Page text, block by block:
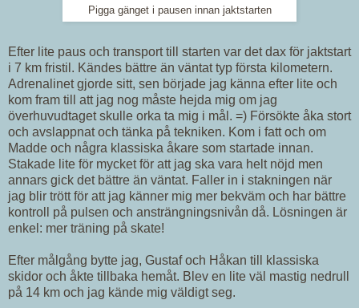
Pigga gänget i pausen innan jaktstarten
Efter lite paus och transport till starten var det dax för jaktstart
i 7 km fristil. Kändes bättre än väntat typ första kilometern.
Adrenalinet gjorde sitt, sen började jag känna efter lite och
kom fram till att jag nog måste hejda mig om jag
överhuvudtaget skulle orka ta mig i mål. =) Försökte åka stort
och avslappnat och tänka på tekniken. Kom i fatt och om
Madde och några klassiska åkare som startade innan.
Stakade lite för mycket för att jag ska vara helt nöjd men
annars gick det bättre än väntat. Faller in i stakningen när
jag blir trött för att jag känner mig mer bekväm och har bättre
kontroll på pulsen och ansträngningsnivån då. Lösningen är
enkel: mer träning på skate!
Efter målgång bytte jag, Gustaf och Håkan till klassiska
skidor och åkte tillbaka hemåt. Blev en lite väl mastig nedrull
på 14 km och jag kände mig väldigt seg.